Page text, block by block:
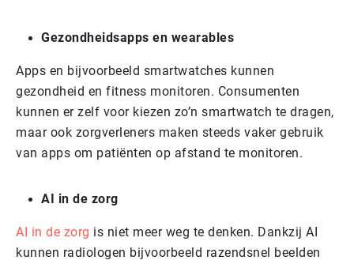
Gezondheidsapps en wearables
Apps en bijvoorbeeld smartwatches kunnen
gezondheid en fitness monitoren. Consumenten
kunnen er zelf voor kiezen zo’n smartwatch te dragen,
maar ook zorgverleners maken steeds vaker gebruik
van apps om patiënten op afstand te monitoren.
AI in de zorg
AI in de zorg is niet meer weg te denken. Dankzij AI
kunnen radiologen bijvoorbeeld razendsnel beelden